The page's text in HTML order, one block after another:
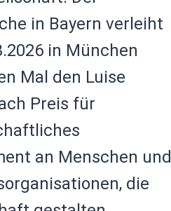
in Bayern verleiht
in München
Mal den Luise
Preis für
an Menschen und
die